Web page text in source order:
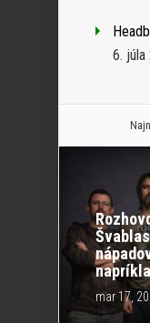
6. júla
mar 17,